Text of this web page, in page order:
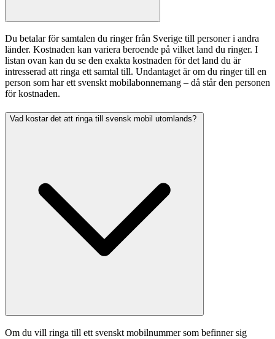
Du betalar för samtalen du ringer från Sverige till personer i andra
länder. Kostnaden kan variera beroende på vilket land du ringer. I
listan ovan kan du se den exakta kostnaden för det land du är
intresserad att ringa ett samtal till. Undantaget är om du ringer till en
person som har ett svenskt mobilabonnemang – då står den personen
för kostnaden.
Vad kostar det att ringa till svensk mobil utomlands?
Om du vill ringa till ett svenskt mobilnummer som befinner sig